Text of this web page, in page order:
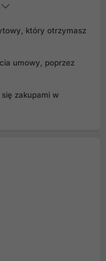
który otrzymasz
umowy, poprzez
zakupami w